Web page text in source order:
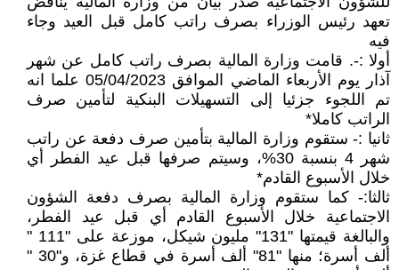
تعهد رئيس الوزراء بصرف راتب كامل قبل العيد وجاء
فيه
أولا :-. قامت وزارة المالية بصرف راتب كامل عن شهر
آذار يوم الأربعاء الماضي الموافق 05/04/2023 علما انه
تم اللجوء جزئيا إلى التسهيلات البنكية لتأمين صرف
الراتب كاملا*
ثانيا :- ستقوم وزارة المالية بتأمين صرف دفعة عن راتب
شهر 4 بنسبة 30%، وسيتم صرفها قبل عيد الفطر أي
خلال الأسبوع القادم*
ثالثا:- كما ستقوم وزارة المالية بصرف دفعة الشؤون
الاجتماعية خلال الأسبوع القادم أي قبل عيد الفطر،
والبالغة قيمتها "131" مليون شيكل، موزعة على "111 "
ألف أسرة؛ منها "81" ألف أسرة في قطاع غزة، و"30 "